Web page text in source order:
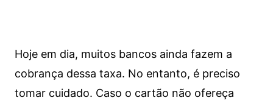
Hoje em dia, muitos bancos ainda fazem a
cobrança dessa taxa. No entanto, é preciso
tomar cuidado. Caso o cartão não ofereça